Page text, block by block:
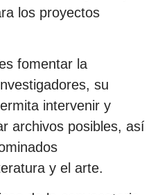
los proyectos
fomentar la
su
intervenir y
archivos posibles, así
y el arte.